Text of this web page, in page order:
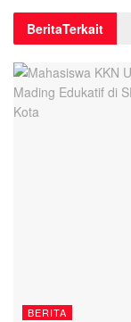
BeritaTerkait
BERITA